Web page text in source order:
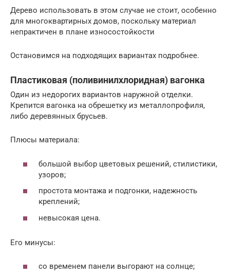
Дерево использовать в этом случае не стоит, особенно
для многоквартирных домов, поскольку материал
непрактичен в плане износостойкости
Остановимся на подходящих вариантах подробнее.
Пластиковая (поливинилхлоридная) вагонка
Один из недорогих вариантов наружной отделки.
Крепится вагонка на обрешетку из металлопрофиля,
либо деревянных брусьев.
Плюсы материала:
большой выбор цветовых решений, стилистики,
узоров;
простота монтажа и подгонки, надежность
креплений;
невысокая цена.
Его минусы:
со временем панели выгорают на солнце;